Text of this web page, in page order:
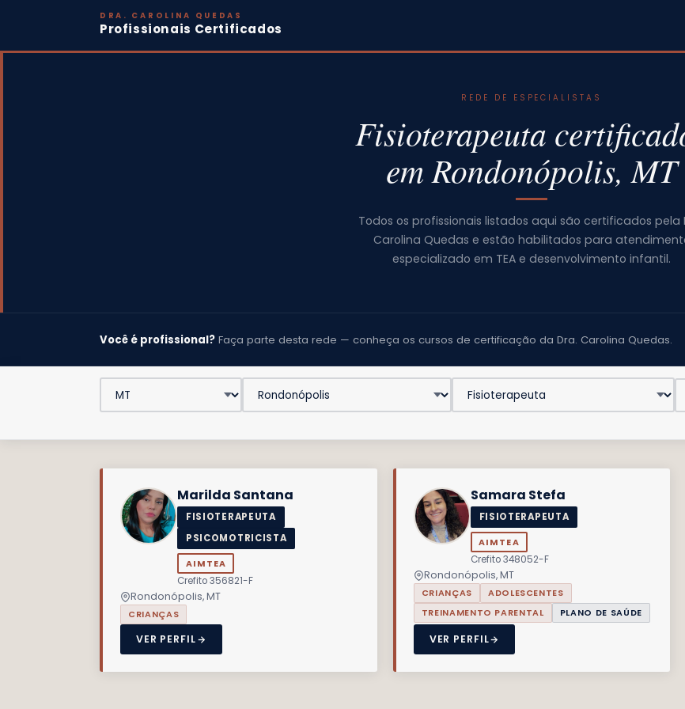
DRA. CAROLINA QUEDAS
Profissionais Certificados
REDE DE ESPECIALISTAS
Fisioterapeuta
em Rondonópolis, MT
Todos os profissionais listados aqui são certificados pela
Carolina Quedas e estão habilitados para
especializado em TEA e desenvolvimento infantil.
Você é profissional? Faça parte desta rede — conheça os cursos de certificação da Dra. Carolina Quedas.
Marilda Santana
FISIOTERAPEUTA
PSICOMOTRICISTA
AIMTEA
Crefito 356821-F
Rondonópolis, MT
CRIANÇAS
VER PERFIL
Samara Stefa
FISIOTERAPEUTA
AIMTEA
Crefito 348052-F
Rondonópolis, MT
CRIANÇAS
ADOLESCENTES
TREINAMENTO PARENTAL
PLANO DE SAÚDE
VER PERFIL